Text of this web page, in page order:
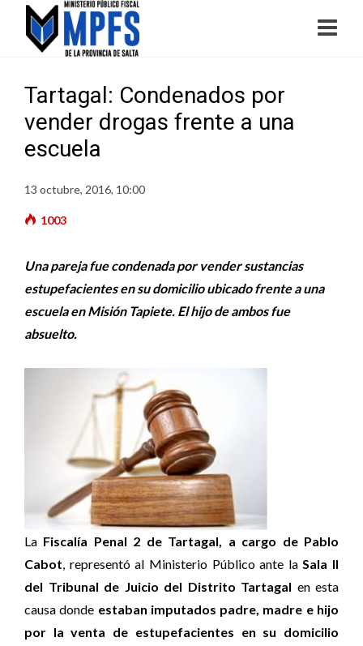
Tartagal: Condenados por
vender drogas frente a una
escuela
13 octubre, 2016, 10:00
1003
Una pareja fue condenada por vender sustancias
estupefacientes en su domicilio ubicado frente a una
escuela en Misión Tapiete. El hijo de ambos fue
absuelto.
La Fiscalía Penal 2 de Tartagal, a cargo de Pablo
Cabot, representó al Ministerio Público ante laSala II
del Tribunal de Juicio del Distrito Tartagal en esta
causa donde estaban imputados padre, madre e hijo
por la venta de estupefacientes en su domicilio